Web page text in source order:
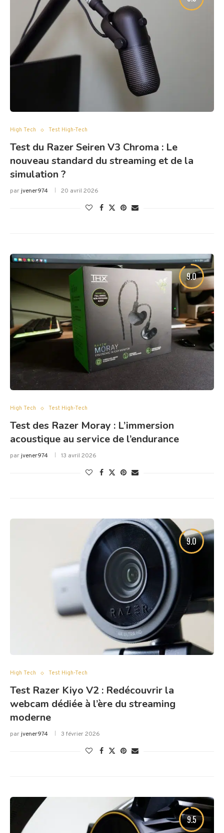
High Tech Test High-Tech
Test du Razer Seiren V3 Chroma : Le
nouveau standard du streaming et de la
simulation ?
parjvener974 20 avril 2026
9.0
High Tech Test High-Tech
Test des Razer Moray : L’immersion
acoustique au service de l’endurance
parjvener974 13 avril 2026
9.0
High Tech Test High-Tech
Test Razer Kiyo V2 : Redécouvrir la
webcam dédiée à l’ère du streaming
moderne
parjvener974 3 février 2026
9.5